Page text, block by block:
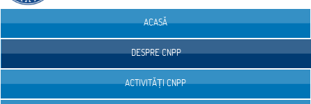
ACASĂ
DESPRE CNPP
ACTIVITĂȚI CNPP